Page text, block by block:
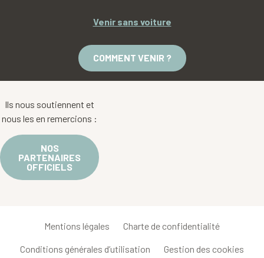
Venir sans voiture
COMMENT VENIR ?
Ils nous soutiennent et
nous les en remercions :
NOS
PARTENAIRES
OFFICIELS
Mentions légales Charte de confidentialité
Conditions générales d’utilisation Gestion des cookies